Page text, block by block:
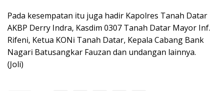
Pada kesempatan itu juga hadir Kapolres Tanah Datar
AKBP Derry Indra, Kasdim 0307 Tanah Datar Mayor Inf.
Rifeni, Ketua KONi Tanah Datar, Kepala Cabang Bank
Nagari Batusangkar Fauzan dan undangan lainnya.
(Joli)